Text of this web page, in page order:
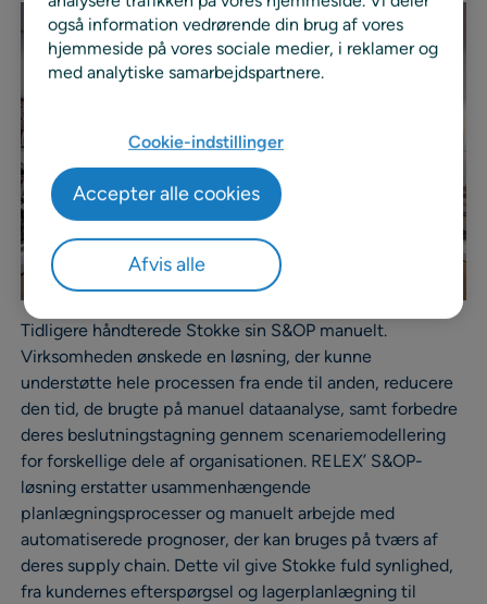
Tidligere håndterede Stokke sin S&OP manuelt.
Virksomheden ønskede en løsning, der kunne
understøtte hele processen fra ende til anden, reducere
den tid, de brugte på manuel dataanalyse, samt forbedre
deres beslutningstagning gennem scenariemodellering
for forskellige dele af organisationen. RELEX’ S&OP-
løsning erstatter usammenhængende
planlægningsprocesser og manuelt arbejde med
automatiserede prognoser, der kan bruges på tværs af
deres supply chain. Dette vil give Stokke fuld synlighed,
fra kundernes efterspørgsel og lagerplanlægning til
også information vedrørende din brug af vores
hjemmeside på vores sociale medier, i reklamer og
med analytiske samarbejdspartnere.
Cookie-indstillinger
Afvis alle
Accepter alle cookies